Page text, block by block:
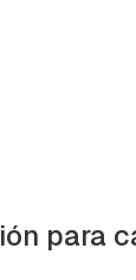
para